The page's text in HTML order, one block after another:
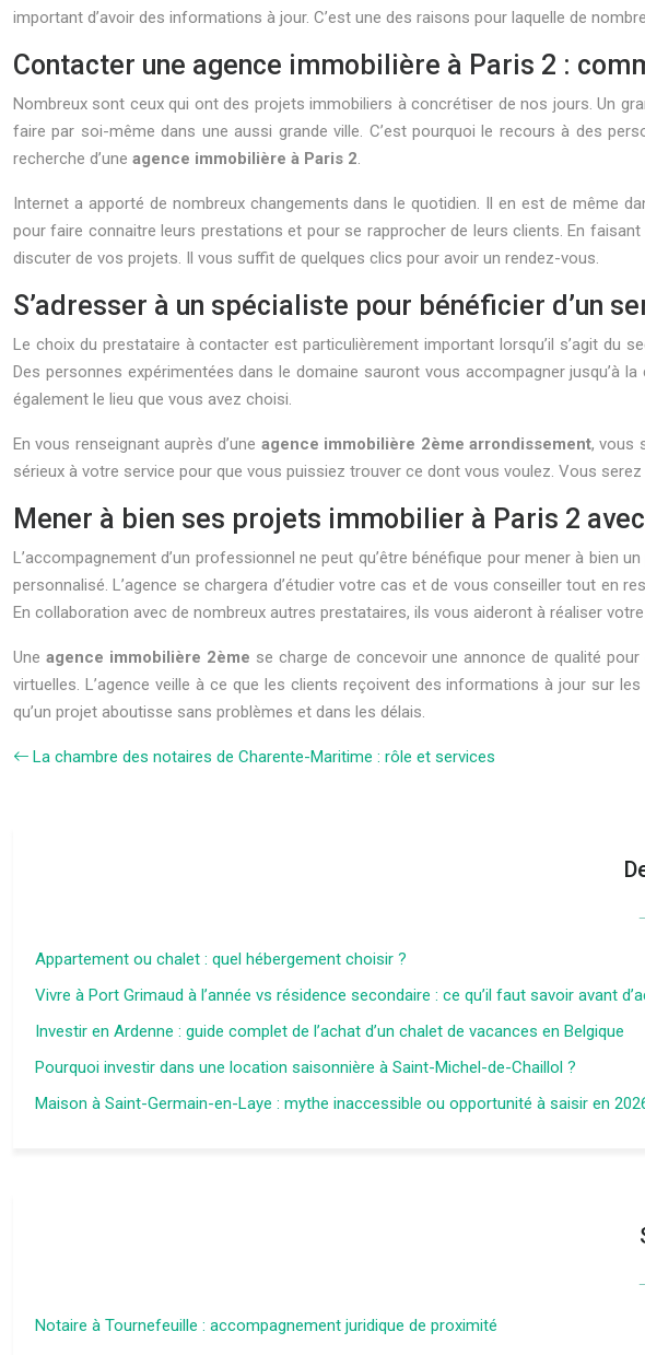
important d’avoir des informations à jour. C’est une des raisons pour laquelle de
Contacter une agence immobilière à Paris 2 :
Nombreux sont ceux qui ont des projets immobiliers à concrétiser de nos jours. Un
faire par soi-même dans une aussi grande ville. C’est pourquoi le recours à des
recherche d’une agence immobilière à Paris 2.
Internet a apporté de nombreux changements dans le quotidien. Il en est de même
pour faire connaitre leurs prestations et pour se rapprocher de leurs clients. En
discuter de vos projets. Il vous suffit de quelques clics pour avoir un rendez-vous.
S’adresser à un spécialiste pour bénéficier d’un
Le choix du prestataire à contacter est particulièrement important lorsqu’il s’agit du
Des personnes expérimentées dans le domaine sauront vous accompagner
également le lieu que vous avez choisi.
En vous renseignant auprès d’une agence immobilière 2ème arrondissement, vous
sérieux à votre service pour que vous puissiez trouver ce dont vous voulez. Vous
Mener à bien ses projets immobilier à Paris 2
L’accompagnement d’un professionnel ne peut qu’être bénéfique pour mener à bien
personnalisé. L’agence se chargera d’étudier votre cas et de vous conseiller tout en
En collaboration avec de nombreux autres prestataires, ils vous aideront à réaliser
Une agence immobilière 2ème se charge de concevoir une annonce de qualité
virtuelles. L’agence veille à ce que les clients reçoivent des informations à jour sur
qu’un projet aboutisse sans problèmes et dans les délais.
La chambre des notaires de Charente-Maritime : rôle et services
Appartement ou chalet : quel hébergement choisir ?
Vivre à Port Grimaud à l’année vs résidence secondaire : ce qu’il faut savoir avant
Investir en Ardenne : guide complet de l’achat d’un chalet de vacances en Belgique
Pourquoi investir dans une location saisonnière à Saint-Michel-de-Chaillol ?
Maison à Saint-Germain-en-Laye : mythe inaccessible ou opportunité à saisir en
Notaire à Tournefeuille : accompagnement juridique de proximité